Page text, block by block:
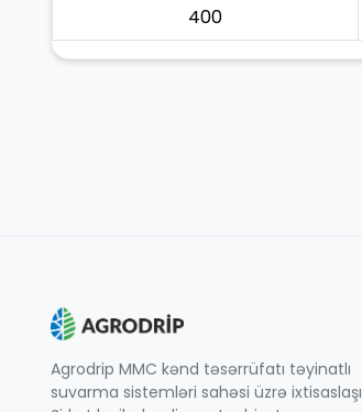
400
Agrodrip MMC kənd təsərrüfatı təyinatlı
suvarma sistemləri sahəsi üzrə